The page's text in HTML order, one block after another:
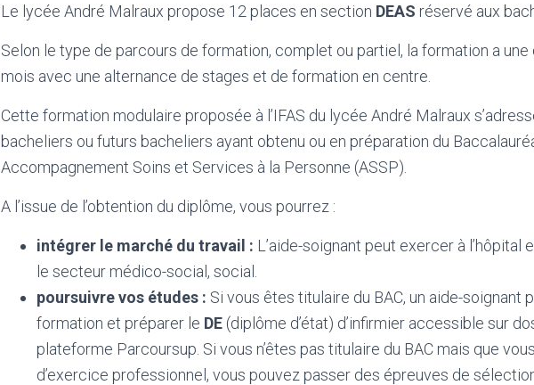
Le lycée André Malraux propose 12 places en section DEAS réservé aux
Selon le type de parcours de formation, complet ou partiel, la formation a une
mois avec une alternance de stages et de formation en centre.
Cette formation modulaire proposée à l’IFAS du lycée André Malraux
bacheliers ou futurs bacheliers ayant obtenu ou en préparation du
Accompagnement Soins et Services à la Personne (ASSP).
A l’issue de l’obtention du diplôme, vous pourrez :
intégrer le marché du travail : L’aide-soignant peut exercer à l’hôpital
le secteur médico-social, social.
poursuivre vos études : Si vous êtes titulaire du BAC, un aide-soignant
formation et préparer le DE (diplôme d’état) d’infirmier accessible sur
plateforme Parcoursup. Si vous n’êtes pas titulaire du BAC mais que
d’exercice professionnel, vous pouvez passer des épreuves de